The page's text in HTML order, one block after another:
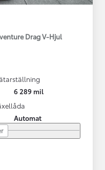
Drag V-Hjul
6 289 mil
Automat